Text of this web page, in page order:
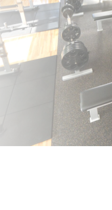
法人会員
会員会則
採用情報